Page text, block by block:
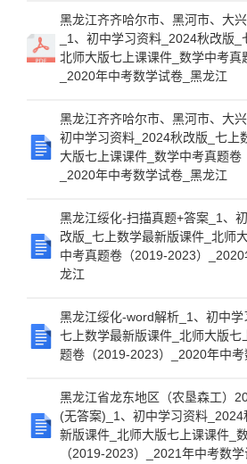
黑龙江齐齐哈尔市、黑河市、大
_1、初中学习资料_2024秋改版_
北师大版七上课课件_数学中考真
_2020年中考数学试卷_黑龙江
黑龙江齐齐哈尔市、黑河市、大
初中学习资料_2024秋改版_七上
大版七上课课件_数学中考真题卷
_2020年中考数学试卷_黑龙江
黑龙江绥化-扫描真题+答案_1、
改版_七上数学最新版课件_北师
中考真题卷（2019-2023）
龙江
黑龙江绥化-word解析_1、初中学
七上数学最新版课件_北师大版七
题卷（2019-2023）_2020年中
黑龙江省龙东地区（农垦森工）
(无答案)_1、初中学习资料
新版课件_北师大版七上课课件_
（2019-2023）_2021年中考数